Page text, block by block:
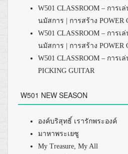
W501 CLASSROOM – การ
นมัสการ | การสร้าง POWER
W501 CLASSROOM – การ
นมัสการ | การสร้าง POWER
W501 CLASSROOM – การ
PICKING GUITAR
W501 NEW SEASON
องค์บริสุทธิ์ เรารักพระองค์
มาหาพระเยซู
My Treasure, My All